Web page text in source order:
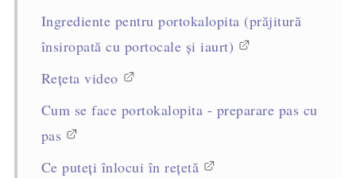
Ingrediente pentru portokalopita (prăjitură
însiropată cu portocale și iaurt)
Rețeta video
Cum se face portokalopita - preparare pas cu
pas
Ce puteți înlocui în rețetă